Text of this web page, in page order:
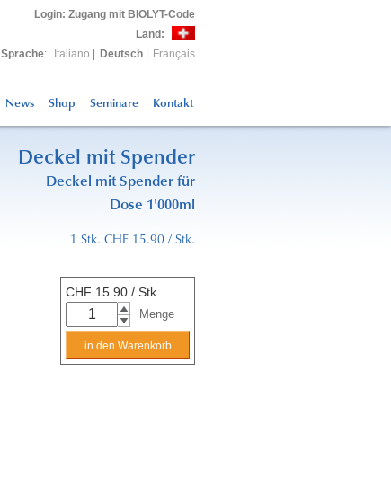
Login: Zugang mit BIOLYT-Code
Land:
Sprache: Italiano Deutsch Français
News Shop Seminare Kontakt
Deckel mit Spender
Deckel mit Spender für
Dose 1'000ml
1 Stk. CHF 15.90 / Stk.
CHF 15.90 / Stk.
Menge